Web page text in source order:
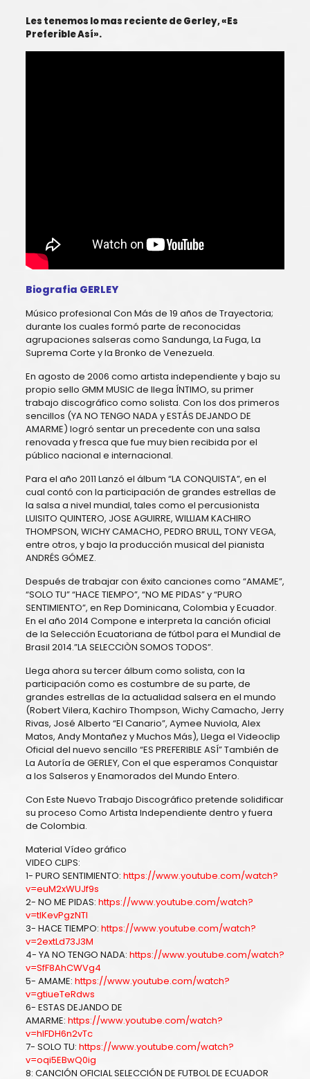
Les tenemos lo mas reciente de Gerley, «Es
Preferible Así».
Biografia GERLEY
Músico profesional Con Más de 19 años de Trayectoria;
durante los cuales formó parte de reconocidas
agrupaciones salseras como Sandunga, La Fuga, La
Suprema Corte y la Bronko de Venezuela.
En agosto de 2006 como artista independiente y bajo su
propio sello GMM MUSIC de llega ÍNTIMO, su primer
trabajo discográfico como solista. Con los dos primeros
sencillos (YA NO TENGO NADA y ESTÁS DEJANDO DE
AMARME) logró sentar un precedente con una salsa
renovada y fresca que fue muy bien recibida por el
público nacional e internacional.
Para el año 2011 Lanzó el álbum “LA CONQUISTA”, en el
cual contó con la participación de grandes estrellas de
la salsa a nivel mundial, tales como el percusionista
LUISITO QUINTERO, JOSE AGUIRRE, WILLIAM KACHIRO
THOMPSON, WICHY CAMACHO, PEDRO BRULL, TONY VEGA,
entre otros, y bajo la producción musical del pianista
ANDRÉS GÓMEZ.
Después de trabajar con éxito canciones como “AMAME”,
“SOLO TU” “HACE TIEMPO”, “NO ME PIDAS” y “PURO
SENTIMIENTO”, en Rep Dominicana, Colombia y Ecuador.
En el año 2014 Compone e interpreta la canción oficial
de la Selección Ecuatoriana de fútbol para el Mundial de
Brasil 2014.”LA SELECCIÒN SOMOS TODOS”.
Llega ahora su tercer álbum como solista, con la
participación como es costumbre de su parte, de
grandes estrellas de la actualidad salsera en el mundo
(Robert Vilera, Kachiro Thompson, Wichy Camacho, Jerry
Rivas, José Alberto “El Canario”, Aymee Nuviola, Alex
Matos, Andy Montañez y Muchos Más), Llega el Videoclip
Oficial del nuevo sencillo “ES PREFERIBLE ASÍ” También de
La Autoría de GERLEY, Con el que esperamos Conquistar
a los Salseros y Enamorados del Mundo Entero.
Con Este Nuevo Trabajo Discográfico pretende solidificar
su proceso Como Artista Independiente dentro y fuera
de Colombia.
Material Vídeo gráfico
VIDEO CLIPS:
1- PURO SENTIMIENTO: https://www.youtube.com/watch?
v=euM2xWUJf9s
2- NO ME PIDAS: https://www.youtube.com/watch?
v=tlKevPgzNTI
3- HACE TIEMPO: https://www.youtube.com/watch?
v=2extLd73J3M
4- YA NO TENGO NADA: https://www.youtube.com/watch?
v=SfF8AhCWVg4
5- AMAME: https://www.youtube.com/watch?
v=gtiueTeRdws
6- ESTAS DEJANDO DE
AMARME: https://www.youtube.com/watch?
v=hlFDH6n2vTc
7- SOLO TU: https://www.youtube.com/watch?
v=oqi5EBwQ0ig
8: CANCIÓN OFICIAL SELECCIÓN DE FUTBOL DE ECUADOR